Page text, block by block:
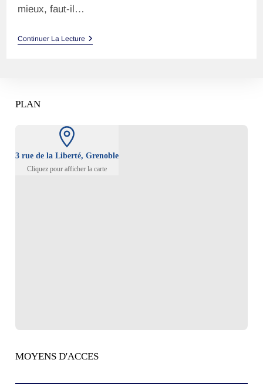
mieux, faut-il…
Continuer La LectureNerf
PLAN
3 rue de la Liberté, Grenoble
Cliquez pour afficher la carte
MOYENS D'ACCES